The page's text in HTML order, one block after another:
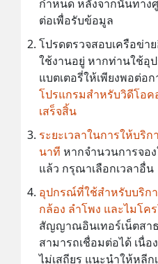
กำหนด หลังจากนั้นทาง
ต่อเพื่อรับข้อมูล
โปรดตรวจสอบเครือข่า
ใช้งานอยู่ หากท่านใช้อุ
แบตเตอรี่ให้เพียงพอต่อ
โปรแกรมสำหรับวิดีโอค
เสร็จสิ้น
ระยะเวลาในการให้บริ
นาที หากจำนวนการจอ
แล้ว กรุณาเลือกเวลาอื่น
อุปกรณ์ที่ใช้สำหรับบริก
กล้อง ลำโพง และไมโค
สัญญาณอินเทอร์เน็ตสา
สามารถเชื่อมต่อได้ เนื่
ไม่เสถียร แนะนำให้หลีก